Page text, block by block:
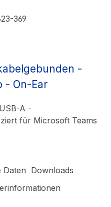
369
-
- On-Ear
A -
für Microsoft Teams
Daten Downloads